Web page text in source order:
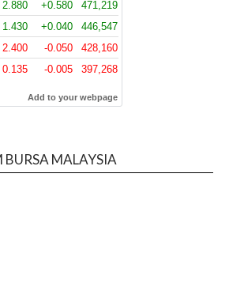
BURSA MALAYSIA